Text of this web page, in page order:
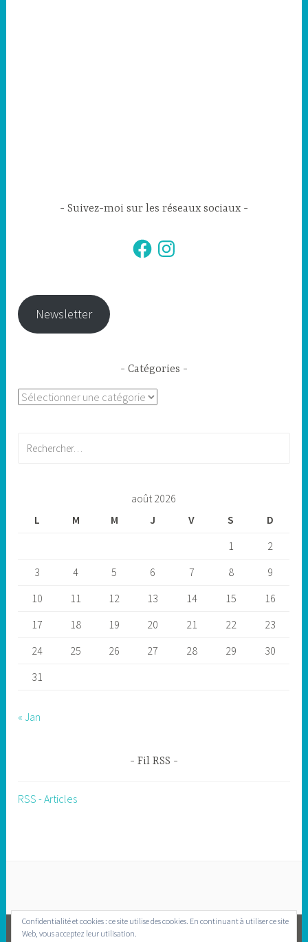
Suivez-moi sur les réseaux sociaux
FacebookInstagram
Newsletter
Catégories
Catégories
août 2026
L
M M J V S
D
1
2
3
4 5 6 7 8
9
10
11 12 13 14 15
16
17
18 19 20 21 22
23
24
25 26 27 28 29
30
31
« Jan
Fil RSS
RSS - Articles
Confidentialité et cookies : ce site utilise des cookies. En continuant à utiliser ce site
Web, vous acceptez leur utilisation.